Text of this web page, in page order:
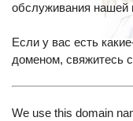
обслуживания нашей
Если у вас есть
доменом, свяжитесь
We use this domain